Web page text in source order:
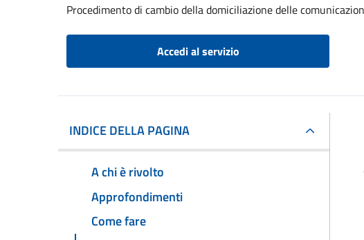
Procedimento di cambio della domiciliazione delle
Accedi al servizio
INDICE DELLA PAGINA
A chi è rivolto
Approfondimenti
Come fare